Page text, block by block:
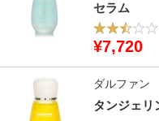
セラム
¥7,720
ダルファン
タンジェリ